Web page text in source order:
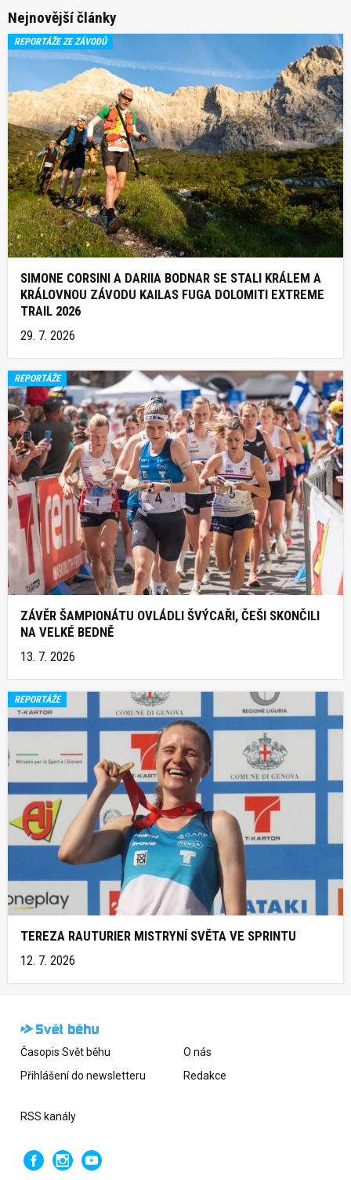
Nejnovější články
REPORTÁŽE ZE ZÁVODŮ
SIMONE CORSINI A DARIIA BODNAR SE STALI KRÁLEM A
KRÁLOVNOU ZÁVODU KAILAS FUGA DOLOMITI EXTREME
TRAIL 2026
29. 7. 2026
REPORTÁŽE
ZÁVĚR ŠAMPIONÁTU OVLÁDLI ŠVÝCAŘI, ČEŠI SKONČILI
NA VELKÉ BEDNĚ
13. 7. 2026
REPORTÁŽE
TEREZA RAUTURIER MISTRYNÍ SVĚTA VE SPRINTU
12. 7. 2026
Časopis Svět běhu
Přihlášení do newsletteru
O nás
Redakce
RSS kanály